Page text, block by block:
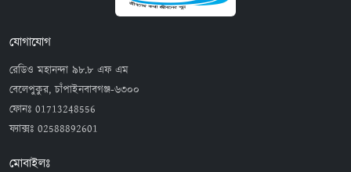
যোগাযোগ
রেডিও মহানন্দা ৯৮.৮ এফ এম
বেলেপুকুর, চাঁপাইনবাবগঞ্জ-৬৩০০
ফোনঃ 01713248556
ফ্যাক্সঃ 02588892601
মোবাইলঃ